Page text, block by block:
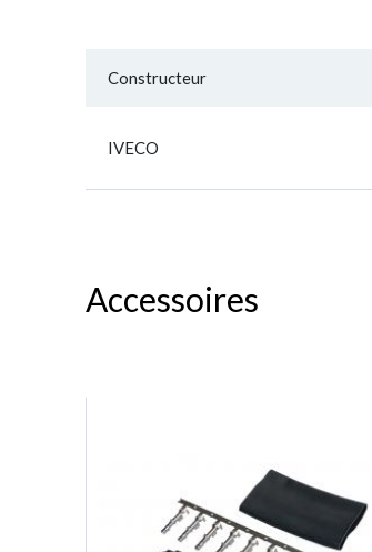
Constructeur
IVECO
Accessoires